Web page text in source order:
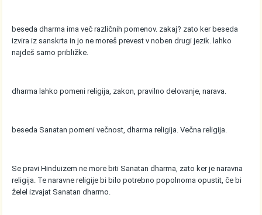
beseda dharma ima več različnih pomenov. zakaj? zato ker beseda
izvira iz sanskrta in jo ne moreš prevest v noben drugi jezik. lahko
najdeš samo približke.
dharma lahko pomeni religija, zakon, pravilno delovanje, narava.
beseda Sanatan pomeni večnost, dharma religija. Večna religija.
Se pravi Hinduizem ne more biti Sanatan dharma, zato ker je naravna
religija. Te naravne religije bi bilo potrebno popolnoma opustit, če bi
želel izvajat Sanatan dharmo.